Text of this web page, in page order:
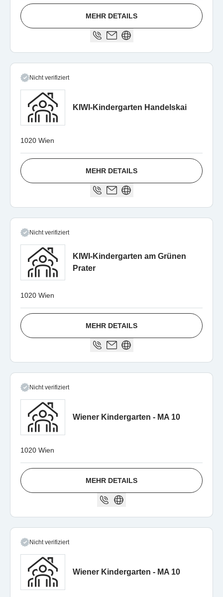
MEHR DETAILS
Nicht verifiziert
KIWI-Kindergarten Handelskai
1020 Wien
MEHR DETAILS
Nicht verifiziert
KIWI-Kindergarten am Grünen
Prater
1020 Wien
MEHR DETAILS
Nicht verifiziert
Wiener Kindergarten - MA 10
1020 Wien
MEHR DETAILS
Nicht verifiziert
Wiener Kindergarten - MA 10